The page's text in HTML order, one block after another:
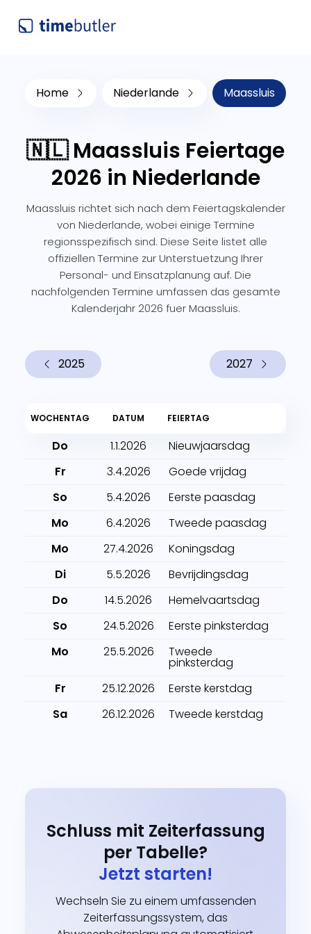
Home Niederlande Maassluis
🇳🇱 Maassluis Feiertage
2026 in Niederlande
Maassluis richtet sich nach dem Feiertagskalender
von Niederlande, wobei einige Termine
regionsspezifisch sind. Diese Seite listet alle
offiziellen Termine zur Unterstuetzung Ihrer
Personal- und Einsatzplanung auf. Die
nachfolgenden Termine umfassen das gesamte
Kalenderjahr 2026 fuer Maassluis.
2025 2027
WOCHENTAG DATUM FEIERTAG
Do 1.1.2026
Nieuwjaarsdag
Fr
3.4.2026
Goede vrijdag
So
5.4.2026
Eerste paasdag
Mo
6.4.2026
Tweede paasdag
Mo
27.4.2026
Koningsdag
Di
5.5.2026
Bevrijdingsdag
Do
14.5.2026
Hemelvaartsdag
So
24.5.2026
Eerste pinksterdag
Mo
25.5.2026 Tweede
pinksterdag
Fr
25.12.2026
Eerste kerstdag
Sa
26.12.2026 Tweede kerstdag
Schluss mit Zeiterfassung
per Tabelle?
Jetzt starten!
Wechseln Sie zu einem umfassenden
Zeiterfassungssystem, das